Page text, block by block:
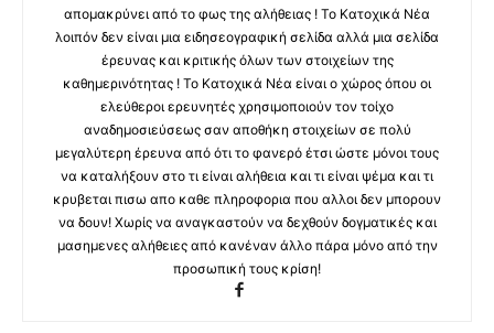
απομακρύνει από το φως της αλήθειας ! Το Κατοχικά Νέα
λοιπόν δεν είναι μια ειδησεογραφική σελίδα αλλά μια σελίδα
έρευνας και κριτικής όλων των στοιχείων της
καθημερινότητας ! Το Κατοχικά Νέα είναι ο χώρος όπου οι
ελεύθεροι ερευνητές χρησιμοποιούν τον τοίχο
αναδημοσιεύσεως σαν αποθήκη στοιχείων σε πολύ
μεγαλύτερη έρευνα από ότι το φανερό έτσι ώστε μόνοι τους
να καταλήξουν στο τι είναι αλήθεια και τι είναι ψέμα και τι
κρυβεται πισω απο καθε πληροφορια που αλλοι δεν μπορουν
να δουν! Χωρίς να αναγκαστούν να δεχθούν δογματικές και
μασημενες αλήθειες από κανέναν άλλο πάρα μόνο από την
προσωπική τους κρίση!